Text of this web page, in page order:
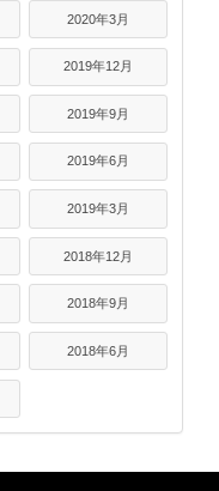
2020年3月
2019年12月
2019年9月
2019年6月
2019年3月
2018年12月
2018年9月
2018年6月